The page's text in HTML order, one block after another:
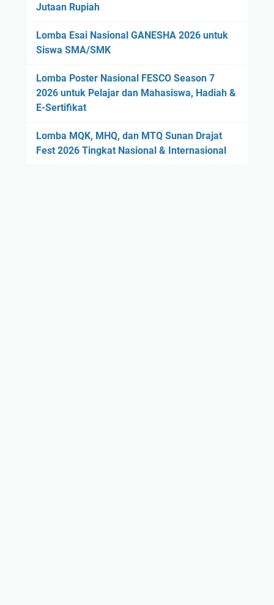
Jutaan Rupiah
Lomba Esai Nasional GANESHA 2026 untuk
Siswa SMA/SMK
Lomba Poster Nasional FESCO Season 7
2026 untuk Pelajar dan Mahasiswa, Hadiah &
E-Sertifikat
Lomba MQK, MHQ, dan MTQ Sunan Drajat
Fest 2026 Tingkat Nasional & Internasional